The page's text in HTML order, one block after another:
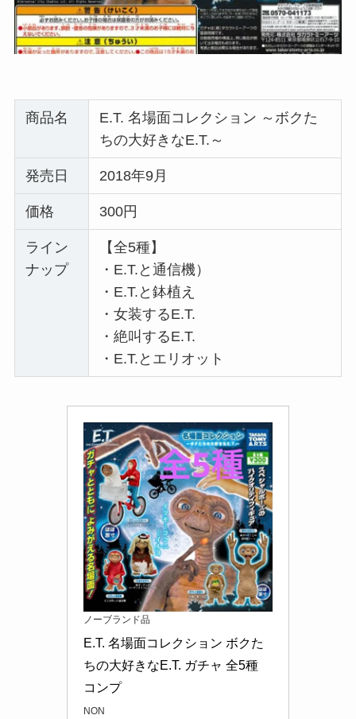
商品名
E.T. 名場面コレクション ～ボクた
ちの大好きなE.T.～
発売日 2018年9月
価格 300円
ライン
ナップ
【全5種】
・E.T.と通信機）
・E.T.と鉢植え
・女装するE.T.
・絶叫するE.T.
・E.T.とエリオット
ノーブランド品
E.T. 名場面コレクション ボクた
ちの大好きなE.T. ガチャ 全5種
コンプ
NON